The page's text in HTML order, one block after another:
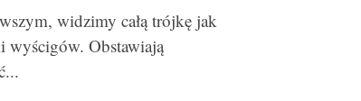
widzimy całą trójkę jak
Obstawiają